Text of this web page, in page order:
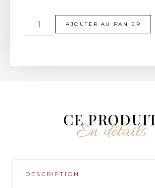
AJOUTER AU PANIER
CEEn détails
DESCRIPTION